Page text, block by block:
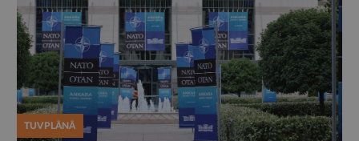
TUVPLĀNĀ